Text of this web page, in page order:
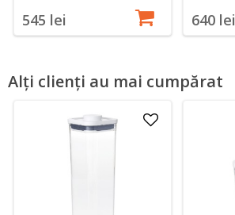
545 lei 640 lei
Alți clienți au mai cumpărat